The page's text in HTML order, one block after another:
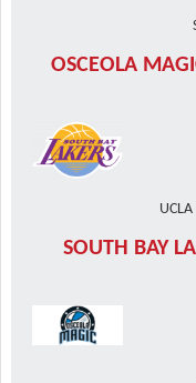
OSCEOLA
SOUTH BAY